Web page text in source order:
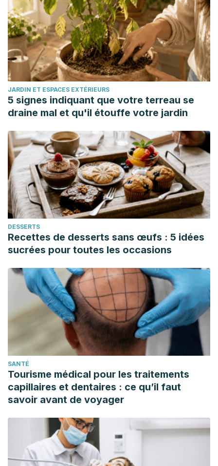
JARDIN ET ESPACES EXTÉRIEURS
5 signes indiquant que votre terreau se
draine mal et qu'il étouffe votre jardin
DESSERTS
Recettes de desserts sans œufs : 5 idées
sucrées pour toutes les occasions
SANTÉ
Tourisme médical pour les traitements
capillaires et dentaires : ce qu’il faut
savoir avant de voyager